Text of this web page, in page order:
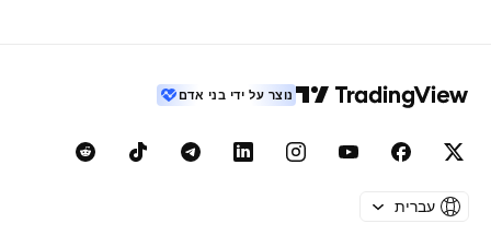
נוצר על ידי בני אדם
עברית